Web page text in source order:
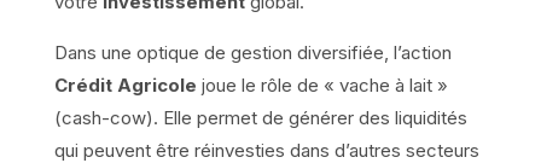
Dans une optique de gestion diversifiée, l’action
Crédit Agricole joue le rôle de « vache à lait »
(cash-cow). Elle permet de générer des liquidités
qui peuvent être réinvesties dans d’autres secteurs